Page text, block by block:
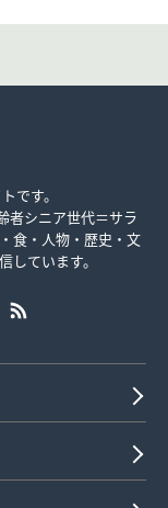
です。
者シニア世代＝サラ
食・人物・歴史・文
しています。